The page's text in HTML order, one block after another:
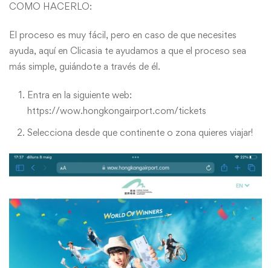
COMO HACERLO:
El proceso es muy fácil, pero en caso de que necesites
ayuda, aquí en Clicasia te ayudamos a que el proceso sea
más simple, guiándote a través de él.
Entra en la siguiente web:
https://wow.hongkongairport.com/tickets
Selecciona desde que continente o zona quieres viajar!